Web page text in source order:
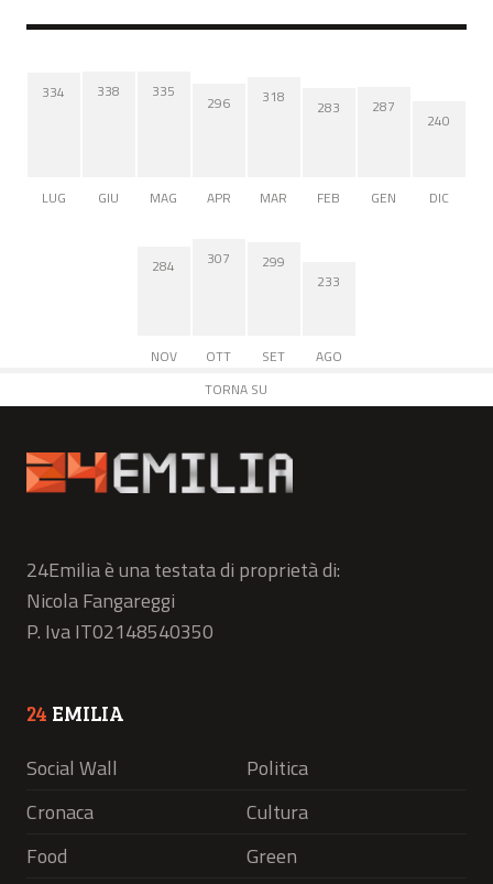
334
LUG
338
GIU
335
MAG
296
APR
318
MAR
283
FEB
287
GEN
240
DIC
284
NOV
307
OTT
299
SET
233
AGO
TORNA SU
24Emilia è una testata di proprietà di:
Nicola Fangareggi
P. Iva IT02148540350
24 EMILIA
Social Wall
Politica
Cronaca
Cultura
Food
Green